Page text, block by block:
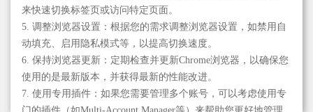
来快速切换标签页或访问特定页面。
5. 调整浏览器设置：根据您的需求调整浏览器设置，如禁用自
动填充、启用隐私模式等，以提高切换速度。
6. 保持浏览器更新：定期检查并更新Chrome浏览器，以确保您
使用的是最新版本，并获得最新的性能改进。
7. 使用专用插件：如果您需要管理多个账号，可以考虑使用专